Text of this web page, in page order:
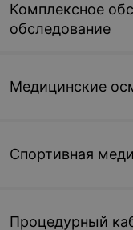
Комплексное
обследование
Медицинские
Спортивная
Процедурный